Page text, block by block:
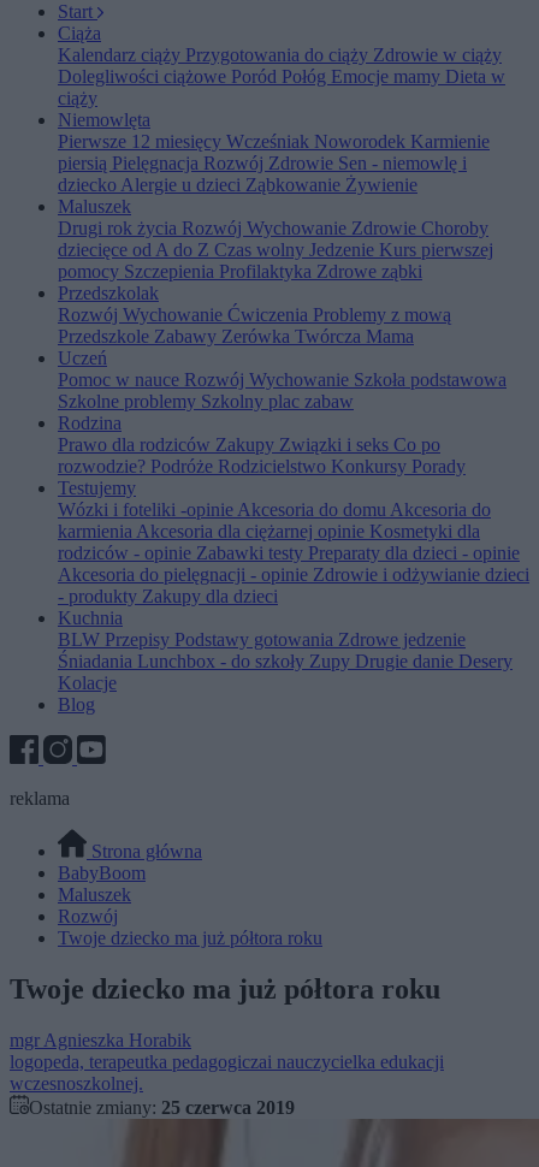
Start
Ciąża
Kalendarz ciąży Przygotowania do ciąży Zdrowie w ciąży
Dolegliwości ciążowe Poród Połóg Emocje mamy Dieta w
ciąży
Niemowlęta
Pierwsze 12 miesięcy Wcześniak Noworodek Karmienie
piersią Pielęgnacja Rozwój Zdrowie Sen - niemowlę i
dziecko Alergie u dzieci Ząbkowanie Żywienie
Maluszek
Drugi rok życia Rozwój Wychowanie Zdrowie Choroby
dziecięce od A do Z Czas wolny Jedzenie Kurs pierwszej
pomocy Szczepienia Profilaktyka Zdrowe ząbki
Przedszkolak
Rozwój Wychowanie Ćwiczenia Problemy z mową
Przedszkole Zabawy Zerówka Twórcza Mama
Uczeń
Pomoc w nauce Rozwój Wychowanie Szkoła podstawowa
Szkolne problemy Szkolny plac zabaw
Rodzina
Prawo dla rodziców Zakupy Związki i seks Co po
rozwodzie? Podróże Rodzicielstwo Konkursy Porady
Testujemy
Wózki i foteliki -opinieAkcesoria do domu Akcesoria do
karmieniaAkcesoria dla ciężarnej opinie Kosmetyki dla
rodziców - opinie Zabawki testy Preparaty dla dzieci - opinie
Akcesoria do pielęgnacji - opinie Zdrowie i odżywianie dzieci
- produkty Zakupy dla dzieci
Kuchnia
BLW Przepisy Podstawy gotowania Zdrowe jedzenie
Śniadania Lunchbox - do szkoły Zupy Drugie danie Desery
Kolacje
Blog
reklama
Strona główna
BabyBoom
Maluszek
Rozwój
Twoje dziecko ma już półtora roku
Twoje dziecko ma już półtora roku
mgr Agnieszka Horabik
logopeda, terapeutka pedagogiczai nauczycielka edukacji
wczesnoszkolnej.
Ostatnie zmiany: 25 czerwca 2019